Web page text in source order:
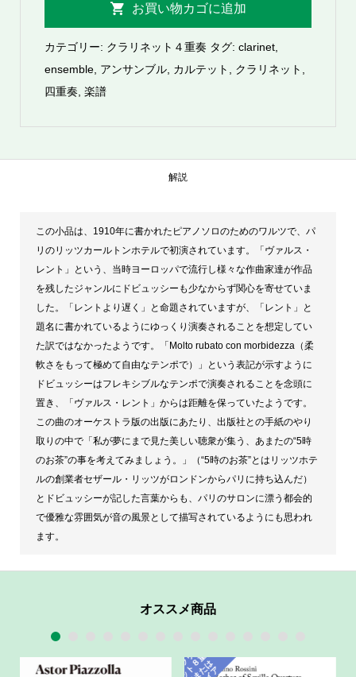
ー
レ
く
（ク
ネ
ッ
ト
四
奏）
個
お買い物カゴに追加
カテゴリー: クラリネット４重奏 タグ: clarinet,
ensemble, アンサンブル, カルテット クラリネット
四重奏 楽譜
解説
この小品は、1910年に書かれたピアノソロのためのワルツで、パ
リのリッツカールトンホテルで初演されています。「ヴァルス・
レント」という、当時ヨーロッパで流行し様々な作曲家達が作品
を残したジャンルにドビュッシーも少なからず関心を寄せていま
した。「レントより遅く」と命題されていますが、「レント」と
題名に書かれているようにゆっくり演奏されることを想定してい
た訳ではなかったようです。「Molto rubato con morbidezza（柔
軟さをもって極めて自由なテンポで）」という表記が示すように
ドビュッシーはフレキシブルなテンポで演奏されることを念頭に
置き、「ヴァルス・レント」からは距離を保っていたようです。
この曲のオーケストラ版の出版にあたり、出版社との手紙のやり
取りの中で「私が夢にまで見た美しい聴衆が集う、あまたの“5時
のお茶”の事を考えてみましょう。」（“5時のお茶”とはリッツホテ
ルの創業者セザール・リッツがロンドンからパリに持ち込んだ）
とドビュッシーが記した言葉からも、パリのサロンに漂う都会的
で優雅な雰囲気が音の風景として描写されているようにも思われ
ます。
オススメ商品
ク
ラ
リ
ネ
ッ
ト
重
奏
ま
ク
ワ
イ
1